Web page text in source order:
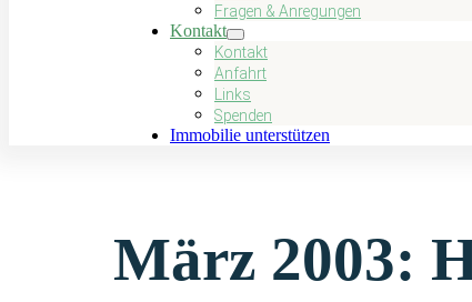
Fragen & Anregungen
Kontakt
Kontakt
Anfahrt
Links
Spenden
Immobilie unterstützen
März 2003: